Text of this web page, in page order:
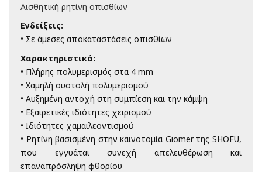
Αισθητική ρητίνη οπισθίων
Ενδείξεις:
• Σε άμεσες αποκαταστάσεις οπισθίων
Χαρακτηριστικά:
• Πλήρης πολυμερισμός στα 4 mm
• Χαμηλή συστολή πολυμερισμού
• Αυξημένη αντοχή στη συμπίεση και την κάμψη
• Εξαιρετικές ιδιότητες χειρισμού
• Ιδιότητες χαμαιλεοντισμού
• Ρητίνη βασισμένη στην καινοτομία Giomer της SHOFU,
που εγγυάται συνεχή απελευθέρωση και
επαναπρόσληψη φθορίου